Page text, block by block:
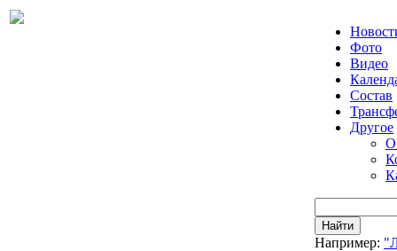
Фото
Видео
Состав
Другое
О
Найти
Например: